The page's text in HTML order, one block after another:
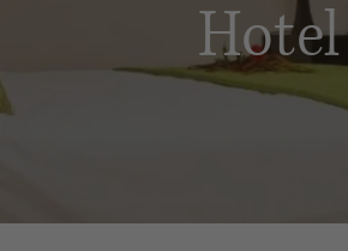
Hotel